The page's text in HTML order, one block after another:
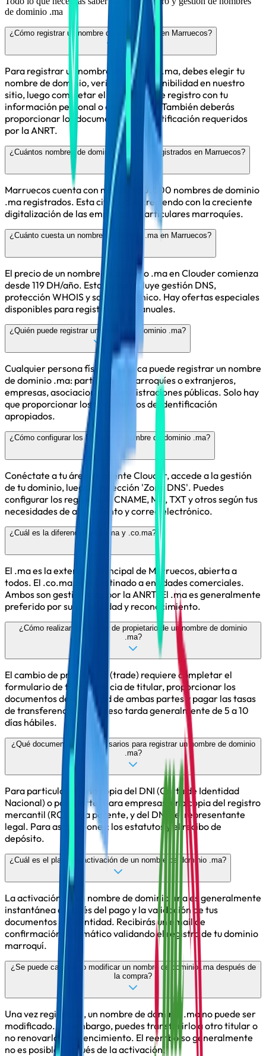
de dominio .ma
¿Cómo registrar un nombre de dominio .ma en Marruecos?
Para registrar un nombre de dominio .ma, debes elegir tu
nombre de dominio, verificar su disponibilidad en nuestro
sitio, luego completar el formulario de registro con tu
información personal o empresarial. También deberás
proporcionar los documentos de identificación requeridos
por la ANRT.
¿Cuántos nombres de dominio .ma están registrados en Marruecos?
Marruecos cuenta con más de 100.000 nombres de dominio
.ma registrados. Esta cifra sigue creciendo con la creciente
digitalización de las empresas y particulares marroquíes.
¿Cuánto cuesta un nombre de dominio .ma en Marruecos?
El precio de un nombre de dominio .ma en Clouder comienza
desde 119 DH/año. Esta tarifa incluye gestión DNS,
protección WHOIS y soporte técnico. Hay ofertas especiales
disponibles para registros multi-anuales.
¿Quién puede registrar un nombre de dominio .ma?
Cualquier persona física o jurídica puede registrar un nombre
de dominio .ma: particulares marroquíes o extranjeros,
empresas, asociaciones, administraciones públicas. Solo hay
que proporcionar los documentos de identificación
apropiados.
¿Cómo configurar los DNS de mi nombre de dominio .ma?
Conéctate a tu área de cliente Clouder, accede a la gestión
de tu dominio, luego a la sección 'Zona DNS'. Puedes
configurar los registros A, CNAME, MX, TXT y otros según tus
necesidades de alojamiento y correo electrónico.
¿Cuál es la diferencia entre .ma y .co.ma?
El .ma es la extensión principal de Marruecos, abierta a
todos. El .co.ma está destinado a entidades comerciales.
Ambos son gestionados por la ANRT. El .ma es generalmente
preferido por su simplicidad y reconocimiento.
¿Cómo realizar un cambio de propietario de un nombre de dominio
.ma?
El cambio de propietario (trade) requiere completar el
formulario de transferencia de titular, proporcionar los
documentos de identidad de ambas partes y pagar las tasas
de transferencia. El proceso tarda generalmente de 5 a 10
días hábiles.
¿Qué documentos son necesarios para registrar un nombre de dominio
.ma?
Para particulares: una copia del DNI (Carta de Identidad
Nacional) o pasaporte. Para empresas: una copia del registro
mercantil (RC), de la patente, y del DNI del representante
legal. Para asociaciones: los estatutos y el recibo de
depósito.
¿Cuál es el plazo de activación de un nombre de dominio .ma?
La activación de un nombre de dominio .ma es generalmente
instantánea después del pago y la validación de tus
documentos de identidad. Recibirás un email de
confirmación automático validando el registro de tu dominio
marroquí.
¿Se puede cancelar o modificar un nombre de dominio .ma después de
la compra?
Una vez registrado, un nombre de dominio .ma no puede ser
modificado. Sin embargo, puedes transferirlo a otro titular o
no renovarlo a su vencimiento. El reembolso generalmente
no es posible después de la activación.